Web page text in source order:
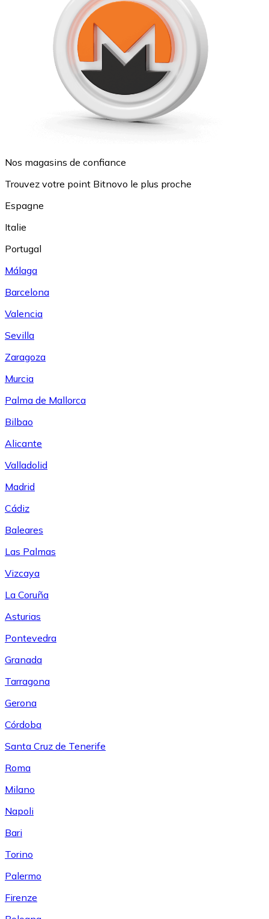
Nos magasins de confiance
Trouvez votre point Bitnovo le plus proche
Espagne
Italie
Portugal
Málaga
Barcelona
Valencia
Sevilla
Zaragoza
Murcia
Palma de Mallorca
Bilbao
Alicante
Valladolid
Madrid
Cádiz
Baleares
Las Palmas
Vizcaya
La Coruña
Asturias
Pontevedra
Granada
Tarragona
Gerona
Córdoba
Santa Cruz de Tenerife
Roma
Milano
Napoli
Bari
Torino
Palermo
Firenze